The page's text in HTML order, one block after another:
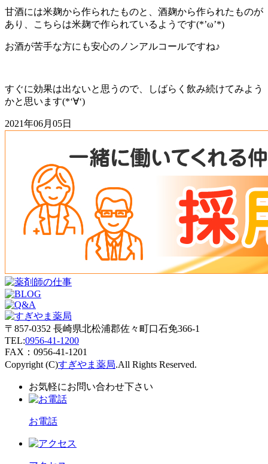
甘酒には米麹から作られたものと、酒麹から作られたものが
あり、こちらは米麹で作られているようです(*’ω’*)
お酒が苦手な方にも安心のノンアルコールですね♪
すぐに効果は出ないと思うので、しばらく飲み続けてみよう
かと思います(*‘∀‘)
2021年06月05日
〒857-0352 長崎県北松浦郡佐々町口石免366-1
TEL:0956-41-1200
FAX：0956-41-1201
Copyright (C)すぎやま薬局.All Rights Reserved.
お気軽にお問い合わせ下さい
お電話